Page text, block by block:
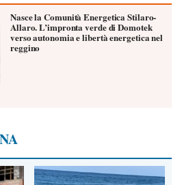
Nasce la Comunità Energetica Stilaro-
Allaro. L’impronta verde di Domotek
verso autonomia e libertà energetica nel
reggino